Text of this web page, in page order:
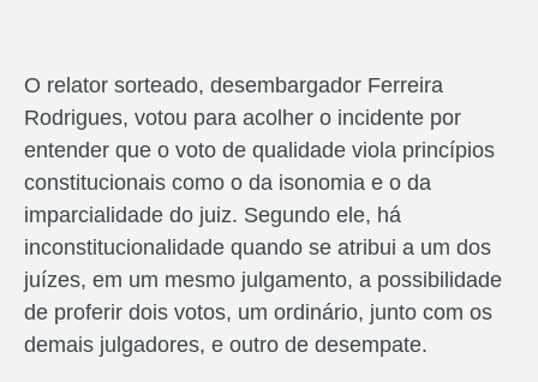
O relator sorteado, desembargador Ferreira
Rodrigues, votou para acolher o incidente por
entender que o voto de qualidade viola princípios
constitucionais como o da isonomia e o da
imparcialidade do juiz. Segundo ele, há
inconstitucionalidade quando se atribui a um dos
juízes, em um mesmo julgamento, a possibilidade
de proferir dois votos, um ordinário, junto com os
demais julgadores, e outro de desempate.